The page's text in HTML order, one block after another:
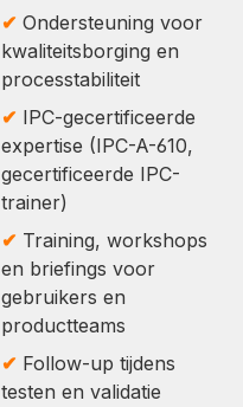
✔ Ondersteuning voor
kwaliteitsborging en
processtabiliteit
✔ IPC-gecertificeerde
expertise (IPC-A-610,
gecertificeerde IPC-
trainer)
✔ Training, workshops
en briefings voor
gebruikers en
productteams
✔ Follow-up tijdens
testen en validatie